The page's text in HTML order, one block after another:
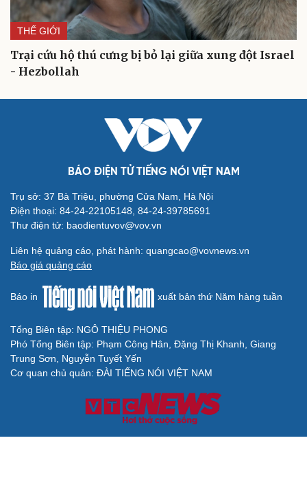
THẾ GIỚI
Trại cứu hộ thú cưng bị bỏ lại giữa xung đột Israel
- Hezbollah
BÁO ĐIỆN TỬ TIẾNG NÓI VIỆT NAM
Trụ sở: 37 Bà Triệu, phường Cửa Nam, Hà Nội
Điện thoại: 84-24-22105148, 84-24-39785691
Thư điện tử: baodientuvov@vov.vn
Liên hệ quảng cáo, phát hành: quangcao@vovnews.vn
Báo giá quảng cáo
Báo in xuất bản thứ Năm hàng tuần
Tổng Biên tập: NGÔ THIỆU PHONG
Phó Tổng Biên tập: Phạm Công Hân, Đặng Thị Khanh, Giang
Trung Sơn, Nguyễn Tuyết Yến
Cơ quan chủ quản: ĐÀI TIẾNG NÓI VIỆT NAM